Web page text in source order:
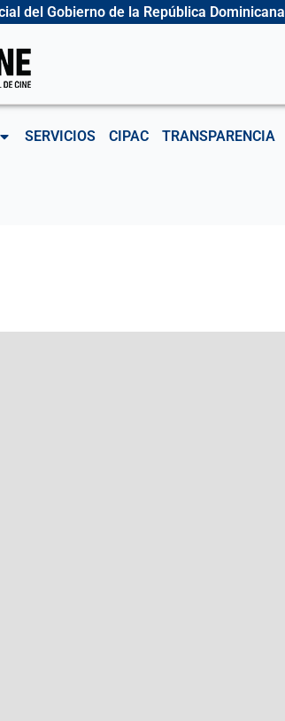
del Gobierno de la República Dominicana
SERVICIOS CIPAC TRANSPARENCIA